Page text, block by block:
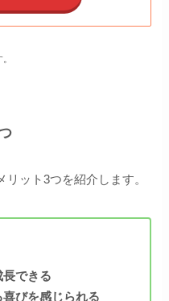
ット3つを紹介します。
できる
びを感じられる